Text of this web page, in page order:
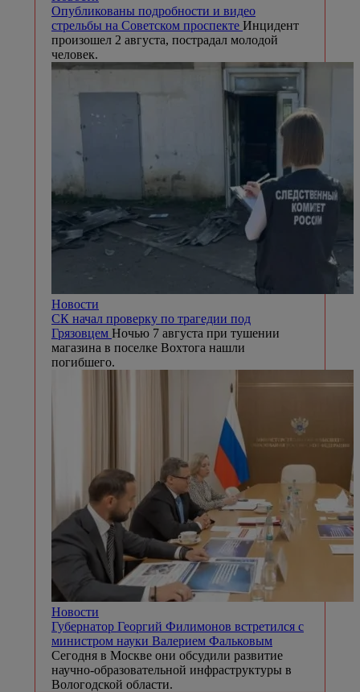
Опубликованы подробности и видео
стрельбы на Советском проспекте Инцидент
произошел 2 августа, пострадал молодой
человек.
Новости
СК начал проверку по трагедии под
Грязовцем Ночью 7 августа при тушении
магазина в поселке Вохтога нашли
погибшего.
Новости
Губернатор Георгий Филимонов встретился с
министром науки Валерием Фальковым
Сегодня в Москве они обсудили развитие
научно-образовательной инфраструктуры в
Вологодской области.